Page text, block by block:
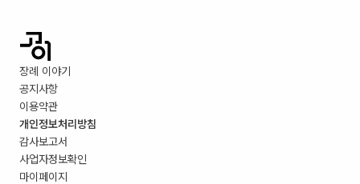
장례 이야기
공지사항
이용약관
개인정보처리방침
감사보고서
사업자정보확인
마이페이지